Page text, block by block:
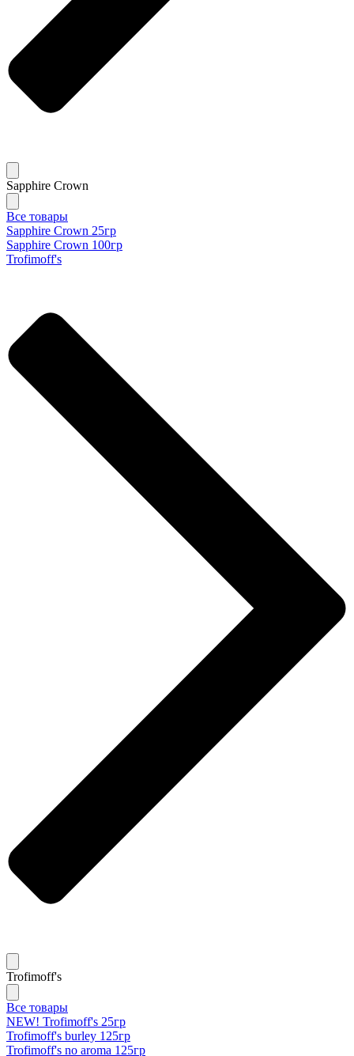
Sapphire Crown
Все товары
Sapphire Crown 25гр
Sapphire Crown 100гр
Trofimoff's
Trofimoff's
Все товары
NEW! Trofimoff's 25гр
Trofimoff's burley 125гр
Trofimoff's no aroma 125гр